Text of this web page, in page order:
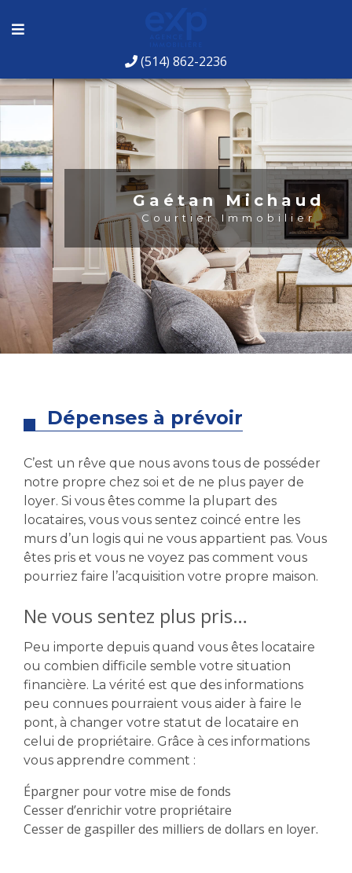
(514) 862-2236
Gaétan Michaud
Courtier Immobilier
Dépenses à prévoir
C’est un rêve que nous avons tous de posséder
notre propre chez soi et de ne plus payer de
loyer. Si vous êtes comme la plupart des
locataires, vous vous sentez coincé entre les
murs d’un logis qui ne vous appartient pas. Vous
êtes pris et vous ne voyez pas comment vous
pourriez faire l’acquisition votre propre maison.
Ne vous sentez plus pris…
Peu importe depuis quand vous êtes locataire
ou combien difficile semble votre situation
financière. La vérité est que des informations
peu connues pourraient vous aider à faire le
pont, à changer votre statut de locataire en
celui de propriétaire. Grâce à ces informations
vous apprendre comment :
Épargner pour votre mise de fonds
Cesser d’enrichir votre propriétaire
Cesser de gaspiller des milliers de dollars en loyer.